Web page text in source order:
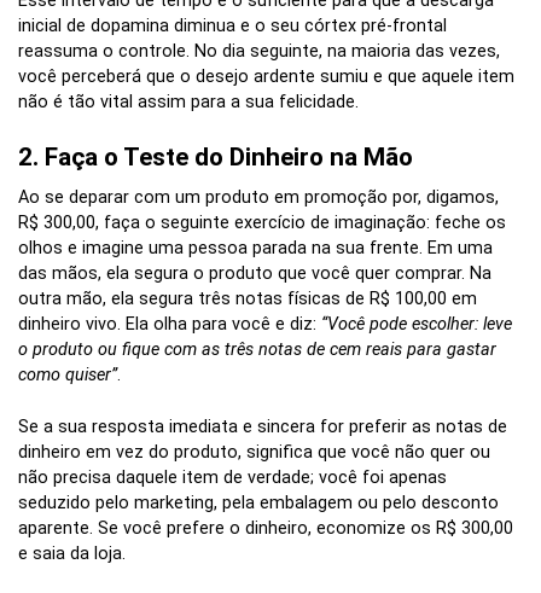
inicial de dopamina diminua e o seu córtex pré-frontal
reassuma o controle. No dia seguinte, na maioria das vezes,
você perceberá que o desejo ardente sumiu e que aquele item
não é tão vital assim para a sua felicidade.
2. Faça o Teste do Dinheiro na Mão
Ao se deparar com um produto em promoção por, digamos,
R$ 300,00, faça o seguinte exercício de imaginação: feche os
olhos e imagine uma pessoa parada na sua frente. Em uma
das mãos, ela segura o produto que você quer comprar. Na
outra mão, ela segura três notas físicas de R$ 100,00 em
dinheiro vivo. Ela olha para você e diz: “Você pode escolher: leve
o produto ou fique com as três notas de cem reais para gastar
como quiser”.
Se a sua resposta imediata e sincera for preferir as notas de
dinheiro em vez do produto, significa que você não quer ou
não precisa daquele item de verdade; você foi apenas
seduzido pelo marketing, pela embalagem ou pelo desconto
aparente. Se você prefere o dinheiro, economize os R$ 300,00
e saia da loja.